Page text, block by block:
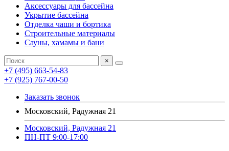
Аксессуары для бассейна
Укрытие бассейна
Отделка чаши и бортика
Строительные материалы
Сауны, хамамы и бани
×
+7 (495) 663-54-83
+7 (925) 767-00-50
Заказать звонок
Московский, Радужная 21
Московский, Радужная 21
ПН-ПТ 9:00-17:00